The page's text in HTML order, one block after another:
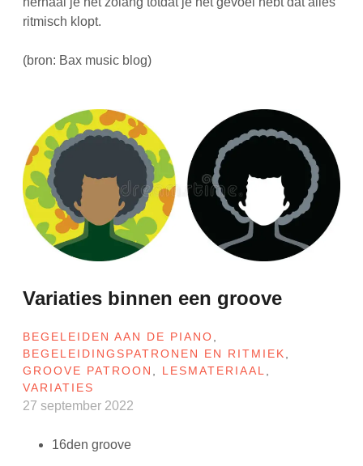
ritmisch klopt.
(bron: Bax music blog)
Variaties binnen een groove
BEGELEIDEN AAN DE PIANO,
BEGELEIDINGSPATRONEN EN RITMIEK,
GROOVE PATROON , LESMATERIAAL,
VARIATIES
27 september 2022
16den groove